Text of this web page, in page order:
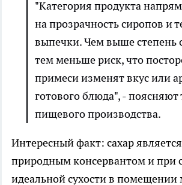
"Категория продукта
на прозрачность сиропов и
выпечки. Чем выше степень
тем меньше риск, что
примеси изменят вкус или
готового блюда", - поясняют
пищевого производства.
Интересный факт: сахар
природным консервантом и при
идеальной сухости в помещении